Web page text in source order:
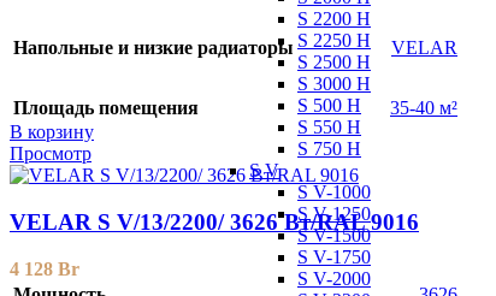
S 2200 H
S 2250 H
S 2500 H
S 3000 H
S 500 H
S 550 H
S 750 H
S V
S V-1000
S V-1250
S V-1500
S V-1750
S V-2000
Напольные и низкие радиаторы VELAR
Площадь помещения
35-40 м²
В корзину
Просмотр
VELAR S V/13/2200/ 3626 Bт/RAL 9016
4 128 Br